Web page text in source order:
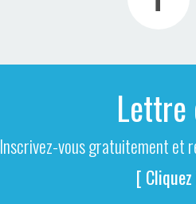
Inscrivez-vous gratuitement et
[